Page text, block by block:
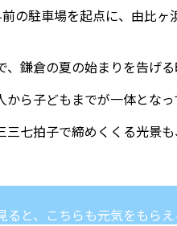
の駐車場を起点に、由比
鎌倉の夏の始まりを告げる
ら子どもまでが一体となっ
七拍子で締めくくる光景
ると、こちらも元気をもら